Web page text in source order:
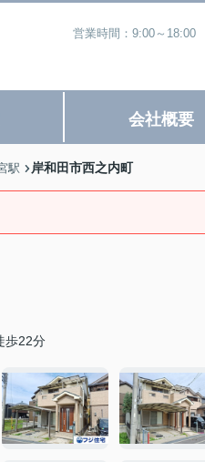
営業時間：9:00～18:00
会社概要
駅 岸和田市西之内町
歩22分